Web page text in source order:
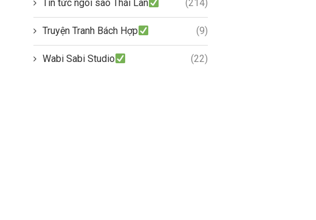
Tin tức ngôi sao Thái Lan (214)
Truyện Tranh Bách Hợp (9)
Wabi Sabi Studio (22)